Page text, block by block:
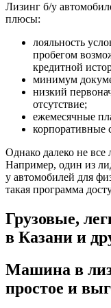
Лизинг б/у
плюсы:
лояльность
пробегом
кредитной
минимум
низкий
отсутствие;
ежемесячные
корпоративные
Однако далеко не все
Например, один из
у автомобилей для
такая программа
Грузовые,
в Казани и
Машина в
простое и